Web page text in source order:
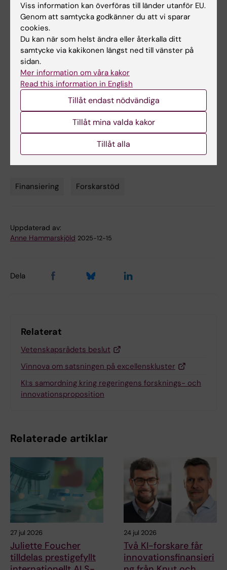
Steg två av utlysningen kommer under våren
2026, då VR och Vinnova planerar parallella
utlysningar. Det finns inga krav på att ha
erhållit planeringsbidrag i steg ett för att
kunna söka i steg två.
Excellenskluster är en långsiktig satsning som
ska ge Sverige en starkare position inom
forskning och innovation. För KI innebär detta
ett viktigt steg mot att forma framtidens
medicin och bidra till ett friskare samhälle
globalt.
Finansiering Forskarstöd
Uppdaterad av:
Anne Hammarskjöld 2025-12-15
Dela
Relaterat
Vetenskapsrådets beslut
Vinnova om satsningen på excellenskluster
KI:s samordning kring regeringens forsknings- och
innovationsproposition
Relaterade artiklar
27 jul 2026
Juliette Foucher
tilldelas prestigefyllt
24 jul 2026
Två KI-forskare får
innovationsfinansieri
Viss information kan överföras till länder utanför EU.
Genom att samtycka godkänner du att vi sparar
cookies.
Du kan när som helst ändra eller återkalla ditt
samtycke via kakikonen längst ned till vänster på
sidan.
Mer information om våra kakor
Read this information in English
Tillåt endast nödvändiga
Tillåt mina valda kakor
Tillåt alla